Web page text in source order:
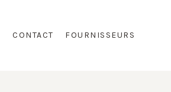
CONTACT FOURNISSEURS